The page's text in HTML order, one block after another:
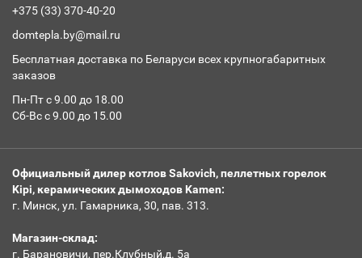
+375 (33) 370-40-20
domtepla.by@mail.ru
Бесплатная доставка по Беларуси всех крупногабаритных
заказов
Пн-Пт с 9.00 до 18.00
Сб-Вс с 9.00 до 15.00
Официальный дилер котлов Sakovich, пеллетных горелок
Kipi, керамических дымоходов Kamen:
г. Минск, ул. Гамарника, 30, пав. 313.
Магазин-склад:
г. Барановичи, пер.Клубный,д. 5а